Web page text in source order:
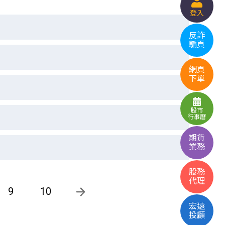
9 10
登入
反詐
騙頁
網頁
下單
股市
行事曆
期貨
業務
股務
代理
宏遠
投顧